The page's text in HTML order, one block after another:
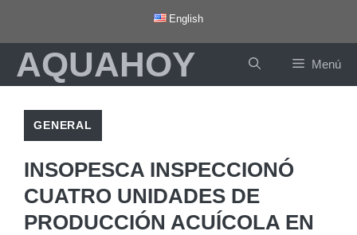
contenido
English
AQUAHOY Menú
GENERAL
INSOPESCA INSPECCIONÓ
CUATRO UNIDADES DE
PRODUCCIÓN ACUÍCOLA EN